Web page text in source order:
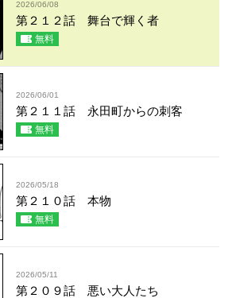
2026/06/08
第２１２話 舞台で輝く者
無料
2026/06/01
第２１１話 永田町からの刺客
無料
2026/05/18
第２１０話 本物
無料
2026/05/11
第２０９話 悪い大人たち